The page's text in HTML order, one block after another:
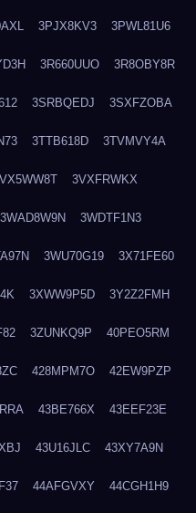
3PJX8KV3 3PWL81U6
3R660UUO 3R8OBY8R
3SRBQEDJ 3SXFZOBA
3TTB618D 3TVMVY4A
3VXFRWKX
3WAD8W9N 3WDTF1N3
3WU70G19 3X71FE60
3XWW9P5D 3Y2Z2FMH
3ZUNKQ9P 40PEO5RM
428MPM7O 42EW9PZP
43BE766X 43EEF23E
43U16JLC 43XY7A9N
44AFGVXY 44CGH1H9